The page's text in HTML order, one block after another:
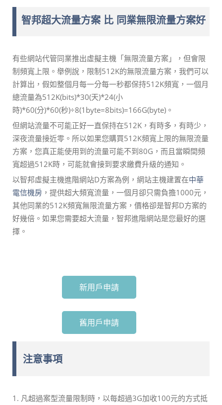
智邦超大流量方案 比 同業無限流量方案好
有些網站代管同業推出虛擬主機「無限流量方案」，但會限
制頻寬上限。舉例說，限制512K的無限流量方案，我們可以
計算出，假如整個月每一分每一秒都保持512K頻寬，一個月
總流量為512K(bits)*30(天)*24(小
時)*60(分)*60(秒)÷8(1byte=8bits)=166G(byte)。
但網站流量不可能正好一直保持在512K，有時多，有時少，
深夜流量接近零。所以如果您購買512K頻寬上限的無限流量
方案，您真正能使用到的流量可能不到80G，而且當瞬間頻
寬超過512K時，可能就會接到要求繳費升級的通知。
以智邦虛擬主機進階網站D方案為例，網站主機建置在中華
電信機房 ，提供超大頻寬流量，一個月卻只需負擔1000元，
其他同業的512K頻寬無限流量方案，價格卻是智邦D方案的
好幾倍。如果您需要超大流量，智邦進階網站是您最好的選
擇。
新用戶申請
舊用戶申請
注意事項
1. 凡超過案型流量限制時，以每超過3G加收100元的方式抵